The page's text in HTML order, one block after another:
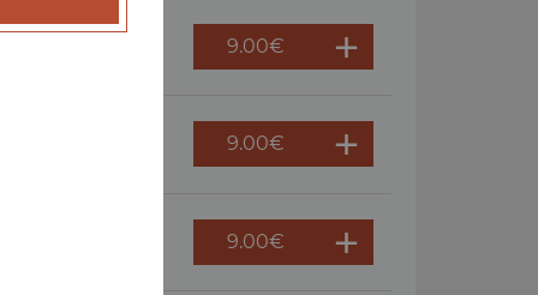
9.00€
9.00€
9.00€